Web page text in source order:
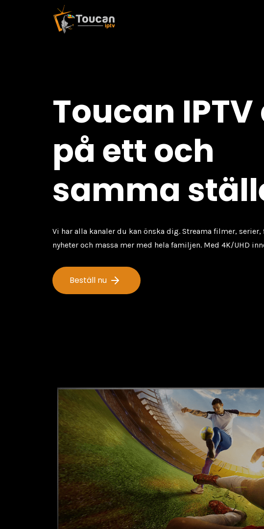
Toucan
på ett och
samma
Vi har alla kanaler du kan önska dig. Streama filmer, serier,
nyheter och massa mer med hela familjen. Med 4K/UHD
Beställ nu